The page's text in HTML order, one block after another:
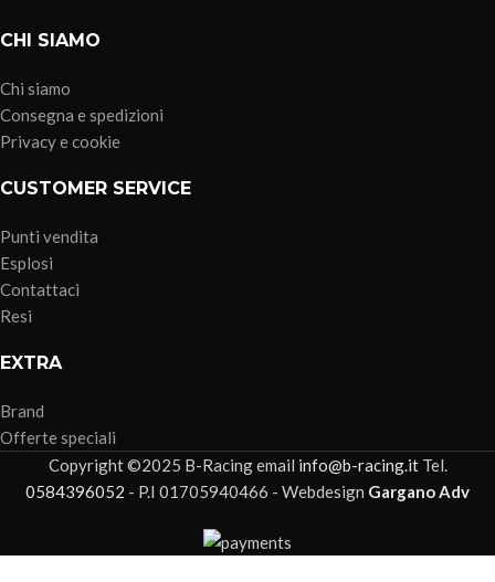
CHI SIAMO
Chi siamo
Consegna e spedizioni
Privacy e cookie
CUSTOMER SERVICE
Punti vendita
Esplosi
Contattaci
Resi
EXTRA
Brand
Offerte speciali
Copyright ©2025 B-Racing email info@b-racing.itTel.
0584396052 - P.I 01705940466 - Webdesign Gargano Adv